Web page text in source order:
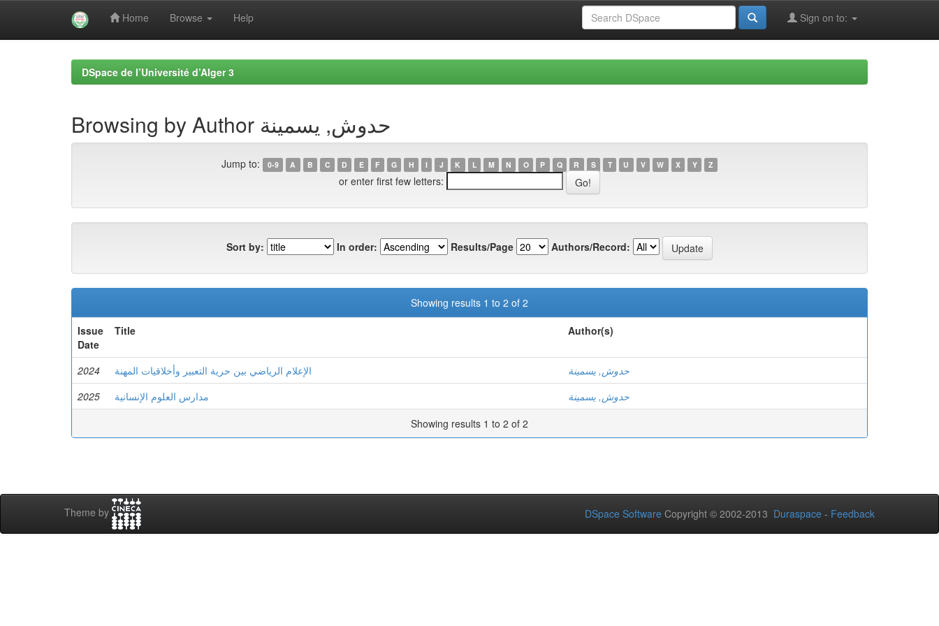
Home Browse Help Sign on to:
DSpace de l’Université d’Alger 3
Browsing by Author حدوش, يسمينة
Jump to: 0-9 A B C D E F G H I J K L M N O P Q R S T U V W X Y Z
or enter first few letters:
Sort by: In order: Results/Page Authors/Record:
Showing results 1 to 2 of 2
Issue
Date
Title Author(s)
2024 الإعلام الرياضي بين حرية التعبير وأخلاقيات المهنة
حدوش, يسمينة
2025
مدارس العلوم الإنسانية
حدوش, يسمينة
Showing results 1 to 2 of 2
Theme by DSpace Software Copyright © 2002-2013 Duraspace - Feedback